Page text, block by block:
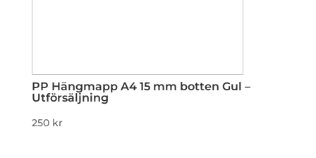
PP Hängmapp A4 15 mm botten Gul –
Utförsäljning
250 kr